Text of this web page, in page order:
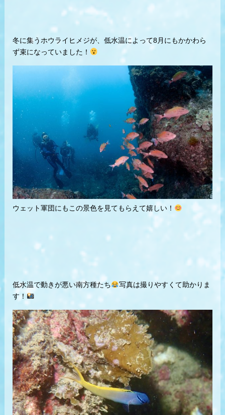
冬に集うホウライヒメジが、低水温によって8月にもかかわら
ず束になっていました！
ウェット軍団にもこの景色を見てもらえて嬉しい！
低水温で動きが悪い南方種たち
写真は撮りやすくて助かりま
す！